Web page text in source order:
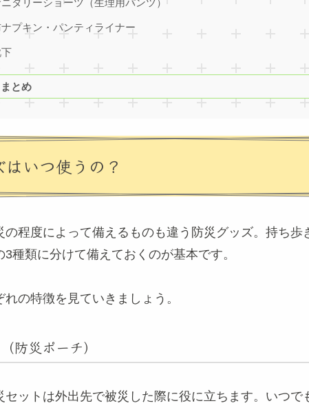
プキン・パンティライナー
まとめ
いつ使うの？
程度によって備えるものも違う防災グッズ。持ち歩
種類に分けて備えておくのが基本です。
の特徴を見ていきましょう。
防災ポーチ）
セットは外出先で被災した際に役に立ちます。いつで